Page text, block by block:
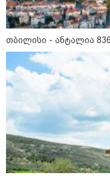
კონფლიქტები
თბილისი - ანტალია